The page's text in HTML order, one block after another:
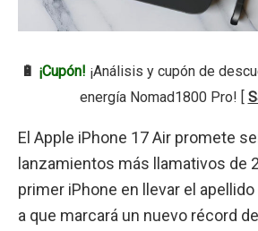
🔋 ¡Cupón! ¡Análisis y cupón de
energía Nomad1800 Pro! [
El Apple iPhone 17 Air promete
lanzamientos más llamativos de
primer iPhone en llevar el apellido
a que marcará un nuevo récord